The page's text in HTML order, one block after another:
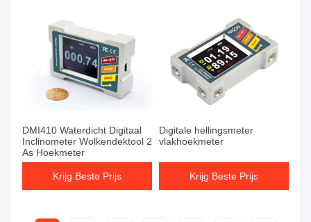
DMI410 Waterdicht Digitaal
Inclinometer Wolkendektool 2
As Hoekmeter
Krijg Beste Prijs
Digitale hellingsmeter
vlakhoekmeter
Krijg Beste Prijs